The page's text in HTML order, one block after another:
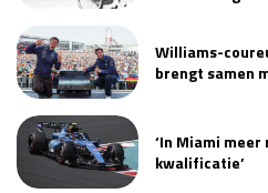
GP QATAR 2026
Kwalificatie
Race
Williams-
brengt samen
‘In Miami
kwalificatie’